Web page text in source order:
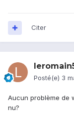
Citer
Posté(e) 3
Aucun problème de
nu?